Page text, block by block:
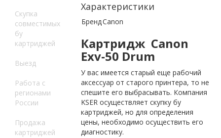
Скупка
совместимых
бу
картриджей
Выезд
Работа с
регионами
России
Продажа
картриджей
Характеристики
БрендCanon
Картридж Canon
Exv-50 Drum
У вас имеется старый еще рабочий
аксессуар от старого принтера, то не
спешите его выбрасывать. Компания
KSER осуществляет скупку бу
картриджей, но для определения
цены, необходимо осуществить его
диагностику.